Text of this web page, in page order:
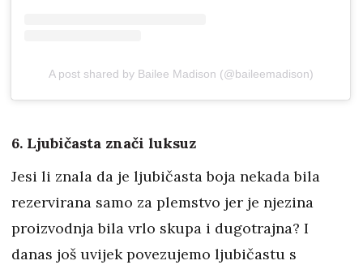
A post shared by Bailee Madison (@baileemadison)
6. Ljubičasta znači luksuz
Jesi li znala da je ljubičasta boja nekada bila
rezervirana samo za plemstvo jer je njezina
proizvodnja bila vrlo skupa i dugotrajna? I
danas još uvijek povezujemo ljubičastu s